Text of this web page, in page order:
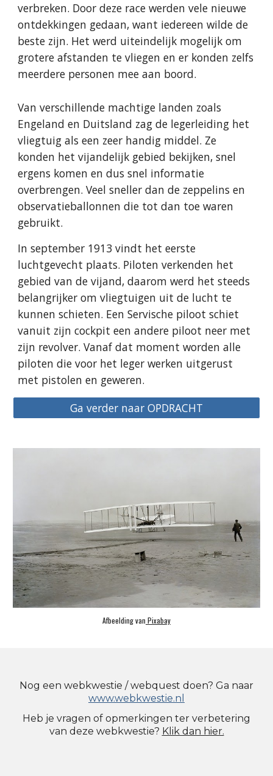
verbreken. Door deze race werden vele nieuwe
ontdekkingen gedaan, want iedereen wilde de
beste zijn. Het werd uiteindelijk mogelijk om
grotere afstanden te vliegen en er konden zelfs
meerdere personen mee aan boord.
Van verschillende machtige landen zoals
Engeland en Duitsland zag de legerleiding het
vliegtuig als een zeer handig middel. Ze
konden het vijandelijk gebied bekijken, snel
ergens komen en dus snel informatie
overbrengen. Veel sneller dan de zeppelins en
observatieballonnen die tot dan toe waren
gebruikt.
In september 1913 vindt het eerste
luchtgevecht plaats. Piloten verkenden het
gebied van de vijand, daarom werd het steeds
belangrijker om vliegtuigen uit de lucht te
kunnen schieten. Een Servische piloot schiet
vanuit zijn cockpit een andere piloot neer met
zijn revolver. Vanaf dat moment worden alle
piloten die voor het leger werken uitgerust
met pistolen en geweren.
Ga verder naar OPDRACHT
Afbeelding van Pixabay
Nog een webkwestie / webquest doen? Ga naar
www.webkwestie.nl
Heb je vragen of opmerkingen ter verbetering
van deze webkwestie? Klik dan hier.